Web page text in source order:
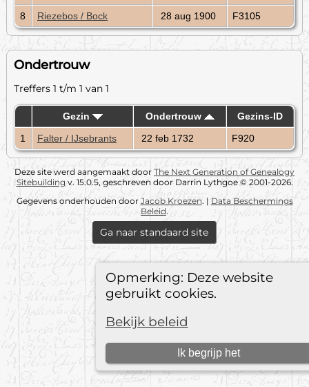
Opmerking: Deze website
gebruikt cookies.
Bekijk beleid
Ik begrijp het
8
Riezebos / Bock 28 aug 1900 F3105
Ondertrouw
Treffers 1 t/m 1 van 1
Gezin Ondertrouw
Gezins-ID
1
Falter / IJsebrants 22 feb 1732 F920
Deze site werd aangemaakt door The Next Generation of Genealogy
Sitebuilding v. 15.0.5, geschreven door Darrin Lythgoe © 2001-2026.
Gegevens onderhouden door Jacob Kroezen. | Data Beschermings
Beleid.
Ga naar standaard site